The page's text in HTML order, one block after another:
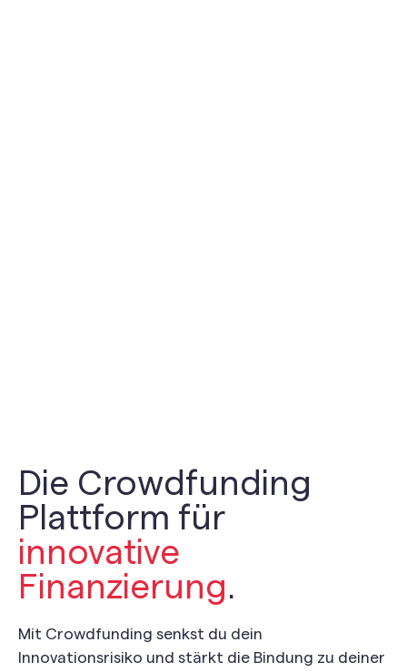
Die Crowdfunding
Plattform für
innovative
Finanzierung.
Mit Crowdfunding senkst du dein
Innovationsrisiko und stärkt die Bindung zu deiner